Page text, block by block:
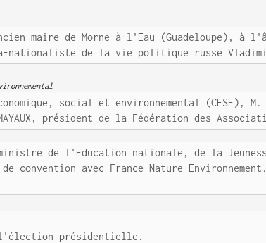
maire de Morne-à-l'Eau (Guadeloupe), à
nationaliste de la vie politique russe
social et environnemental (CESE),
président de la Fédération des
ministre de l'Education nationale, de la
convention avec France Nature Environnement.
l'élection présidentielle.